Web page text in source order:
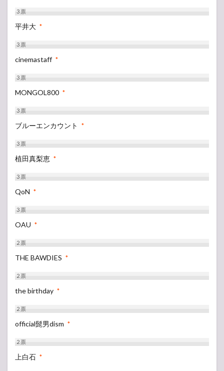
3票
平井大 *
3票
cinemastaff *
3票
MONGOL800 *
3票
ブルーエンカウント *
3票
植田真梨恵 *
3票
QoN *
3票
OAU *
2票
THE BAWDIES *
2票
the birthday *
2票
official髭男dism *
2票
上白石 *